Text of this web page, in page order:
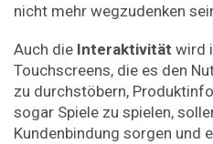
nicht mehr wegzudenken
Auch die Interaktivität wird
Touchscreens, die es den
zu durchstöbern,
sogar Spiele zu spielen,
Kundenbindung sorgen und